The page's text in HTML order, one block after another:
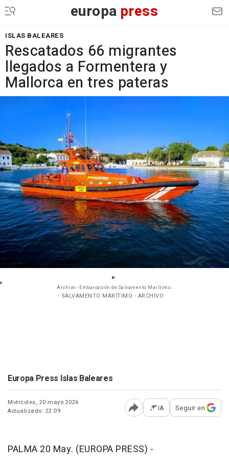
europa press
ISLAS BALEARES
Rescatados 66 migrantes
llegados a Formentera y
Mallorca en tres pateras
Archivo - Embarcación de Salvamento Marítimo.
- SALVAMENTO MARÍTIMO - ARCHIVO
Europa Press Islas Baleares
Miércoles, 20 mayo 2026
Actualizado: 22:09
Abrir opciones para
IA Seguir en
PALMA 20 May. (EUROPA PRESS) -